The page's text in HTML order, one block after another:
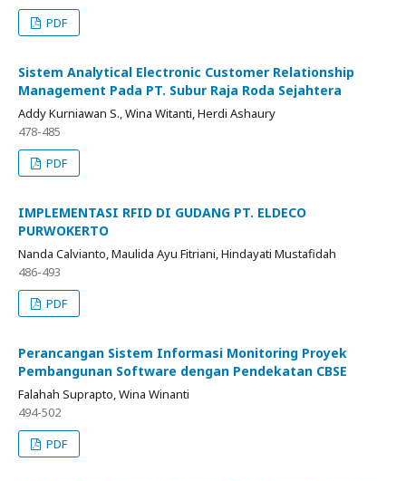
PDF
Sistem Analytical Electronic Customer Relationship
Management Pada PT. Subur Raja Roda Sejahtera
Addy Kurniawan S., Wina Witanti, Herdi Ashaury
478-485
PDF
IMPLEMENTASI RFID DI GUDANG PT. ELDECO
PURWOKERTO
Nanda Calvianto, Maulida Ayu Fitriani, Hindayati Mustafidah
486-493
PDF
Perancangan Sistem Informasi Monitoring Proyek
Pembangunan Software dengan Pendekatan CBSE
Falahah Suprapto, Wina Winanti
494-502
PDF